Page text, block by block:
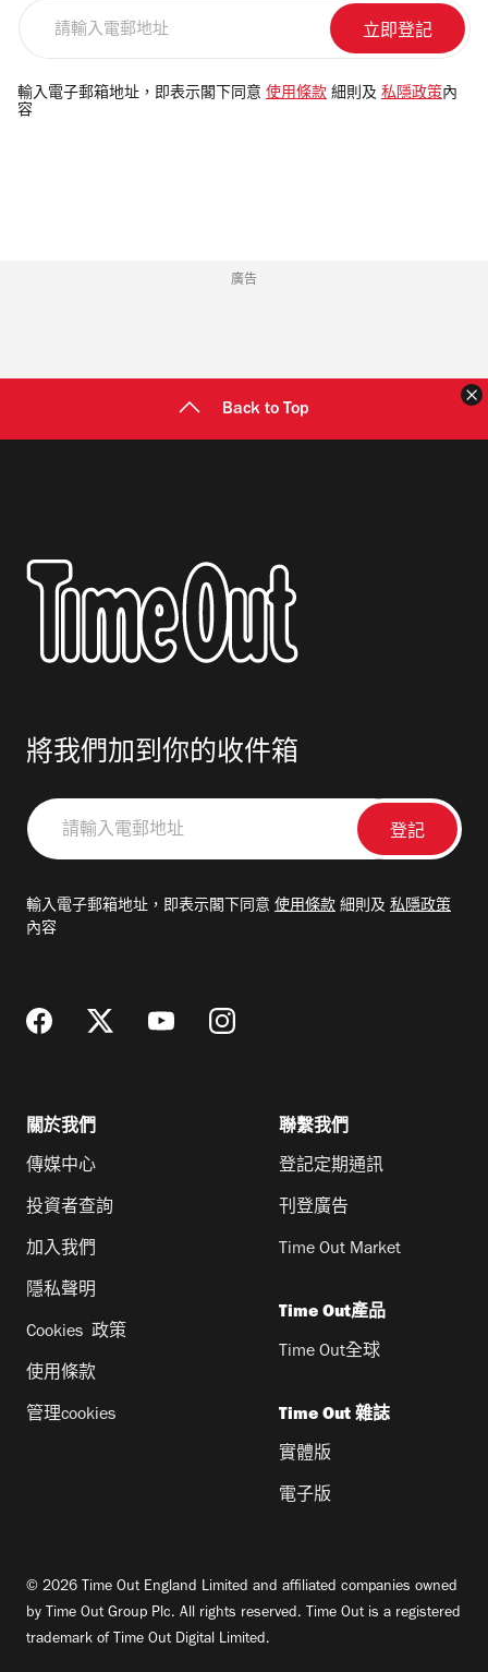
電
郵
輸入電子郵箱地址，即表示閣下同意 使用條款 細則及 私隱政策 內
容
廣告
Back to Top
將我們加到你的收件箱
請
輸
郵
輸入電子郵箱地址，即表示閣下同意 使用條款 細則及 私隱政策
內容
關於我們
傳媒中心
投資者查詢
加入我們
隱私聲明
Cookies 政策
使用條款
管理cookies
聯繫我們
登記定期通訊
刊登廣告
Time Out Market
Time Out產品
Time Out全球
Time Out 雜誌
實體版
電子版
© 2026 Time Out England Limited and affiliated companies owned
by Time Out Group Plc. All rights reserved. Time Out is a registered
trademark of Time Out Digital Limited.